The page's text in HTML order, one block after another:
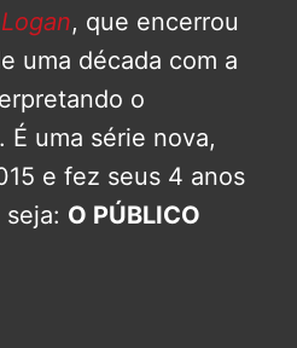
Logan, que encerrou
uma década com a
o
É uma série nova,
e fez seus 4 anos
O PÚBLICO